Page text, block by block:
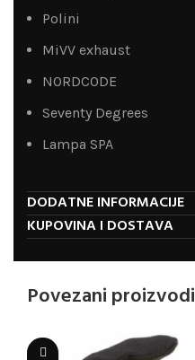
Polini
MiVV exhaust
NORDCODE
Seventy Degrees
Lampa SPA
DODATNE INFORMACIJE
KUPOVINA I DOSTAVA
Povezani proizvodi